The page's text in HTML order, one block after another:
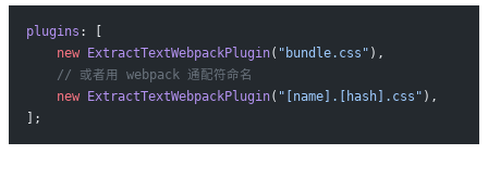
plugins : [
    new
ExtractTextWebpackPlugin( "bundle.css" ),
    // 或者用 webpack 通配符命名
    new
ExtractTextWebpackPlugin( "[name].[hash].css" ),
];